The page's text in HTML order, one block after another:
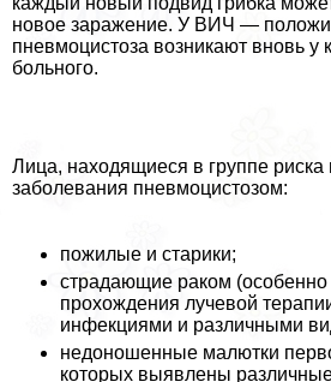
новое заражение. У ВИЧ —
пневмоцистоза возникают вновь у
больного.
Лица, находящиеся в группе риска
заболевания пневмоцистозом:
пожилые и старики;
страдающие paком
прохождения лучевой
инфекциями и различными
недоношенные малютки
которых выявлены